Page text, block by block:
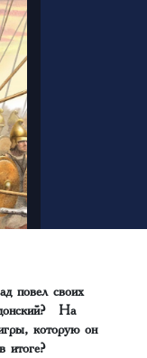
повел своих
На
которую он